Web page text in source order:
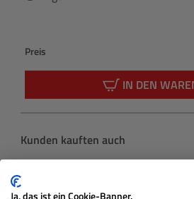
Preis
IN DEN
Produktgalerie überspringen
Kunden kauften auch
Ja, das ist ein Cookie-Banner.